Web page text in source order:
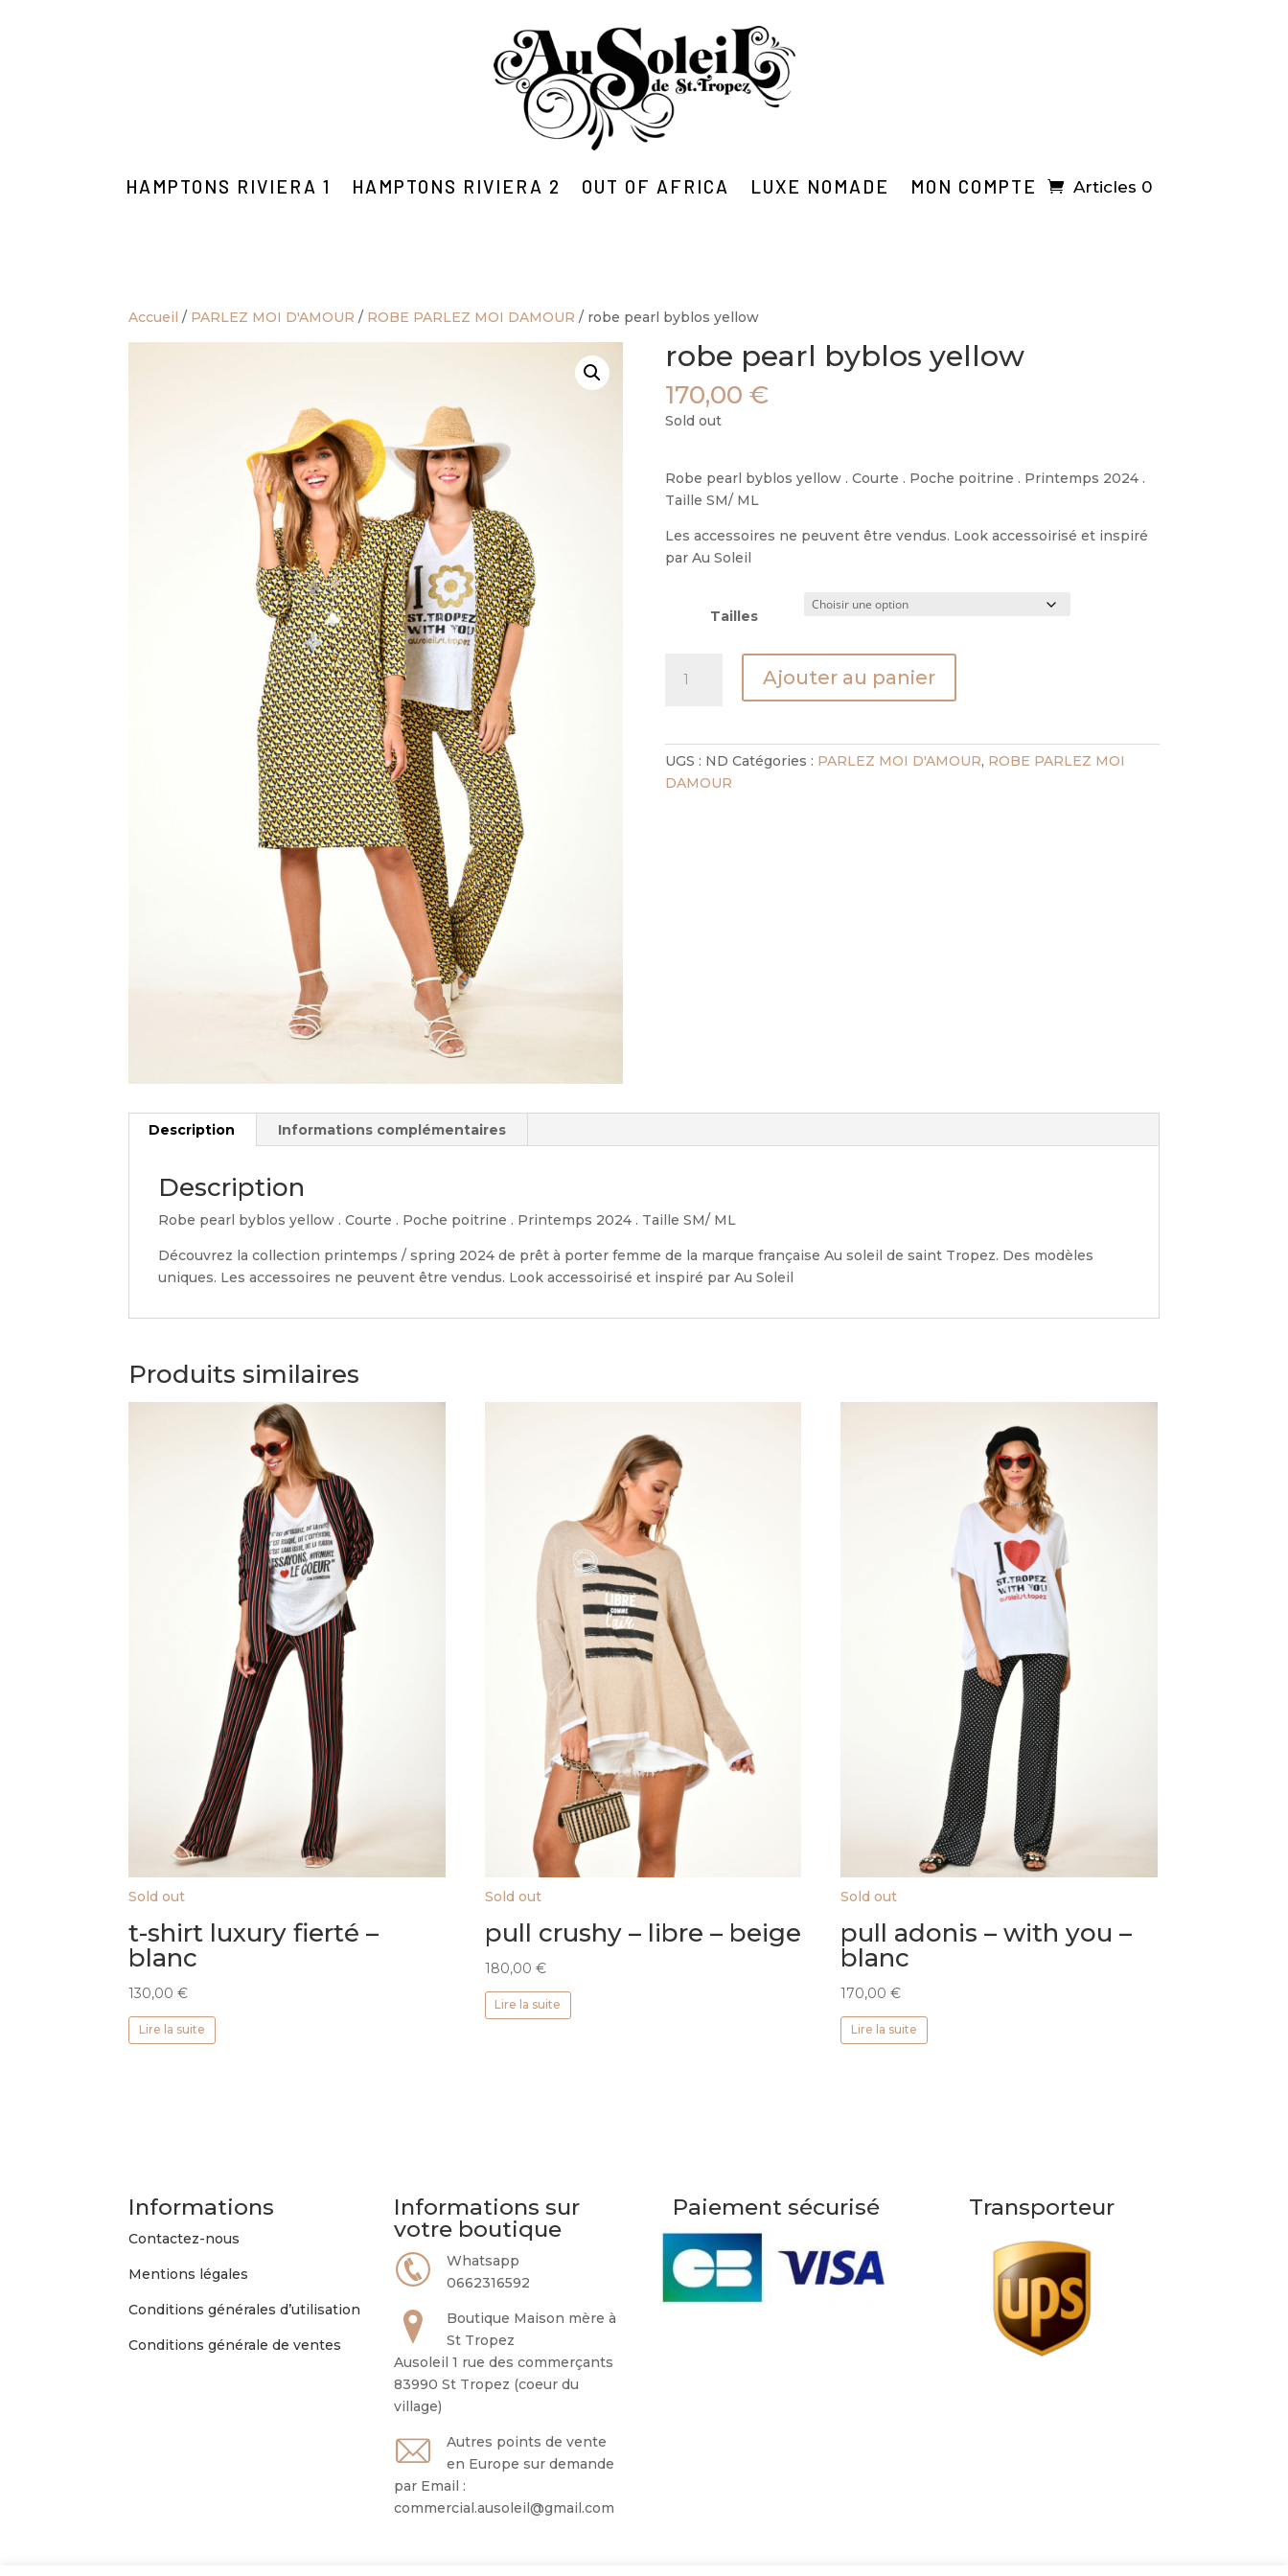
HAMPTONS RIVIERA 1 HAMPTONS RIVIERA 2 OUT OF AFRICA LUXE NOMADE MON COMPTE Articles 0
Accueil / PARLEZ MOI D'AMOUR / ROBE PARLEZ MOI DAMOUR / robe pearl byblos yellow
robe pearl byblos yellow
170,00 €
Sold out
Robe pearl byblos yellow . Courte . Poche poitrine . Printemps 2024 .
Taille SM/ ML
Les accessoires ne peuvent être vendus. Look accessoirisé et inspiré
par Au Soleil
Tailles
Ajouter au panier
UGS : ND Catégories : PARLEZ MOI D'AMOUR, ROBE PARLEZ MOI
DAMOUR
Description Informations complémentaires
Description
Robe pearl byblos yellow . Courte . Poche poitrine . Printemps 2024 . Taille SM/ ML
Découvrez la collection printemps / spring 2024 de prêt à porter femme de la marque française Au soleil de saint Tropez. Des modèles
uniques. Les accessoires ne peuvent être vendus. Look accessoirisé et inspiré par Au Soleil
Produits similaires
Sold out
t-shirt luxury fierté –
blanc
130,00€
Lire la suite
Sold out
pull crushy – libre – beige
180,00 €
Lire la suite
Sold out
pull adonis – with you –
blanc
170,00€
Lire la suite
Informations
Contactez-nous
Mentions légales
Conditions générales d’utilisation
Conditions générale de ventes
Informations sur
votre boutique
Whatsapp
0662316592
Boutique Maison mère à
St Tropez
Ausoleil 1 rue des commerçants
83990 St Tropez (coeur du
village)
Autres points de vente
en Europe sur demande
par Email :
commercial.ausoleil@gmail.com
Paiement sécurisé Transporteur